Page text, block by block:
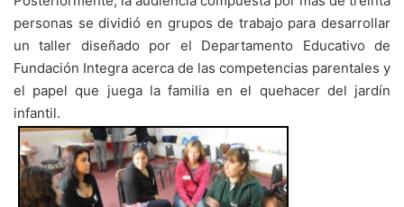
personas se dividió en grupos de trabajo para desarrollar
un taller diseñado por el Departamento Educativo de
Fundación Integra acerca de las competencias parentales y
el papel que juega la familia en el quehacer del jardín
infantil.